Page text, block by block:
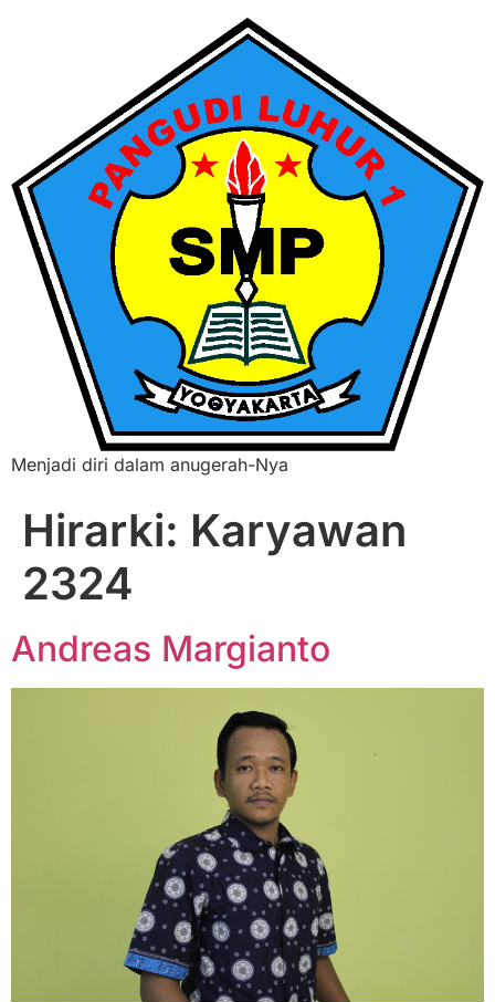
Menjadi diri dalam anugerah-Nya
Hirarki: Karyawan
2324
Andreas Margianto